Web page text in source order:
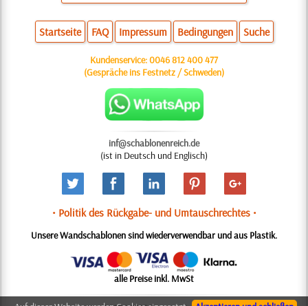
Startseite FAQ Impressum Bedingungen Suche
Kundenservice:0046 812 400 477
(Gespräche ins Festnetz / Schweden)
inf@schablonenreich.de
(ist in Deutsch und Englisch)
• Politik des Rückgabe- und Umtauschrechtes •
Unsere Wandschablonen sind wiederverwendbar und aus Plastik.
alle Preise inkl. MwSt